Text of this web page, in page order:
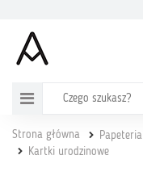
Strona główna Papeteria
Kartki urodzinowe